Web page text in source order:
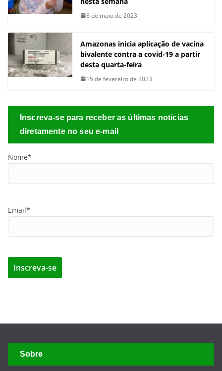
8 de maio de 2023
Amazonas inicia aplicação de vacina
bivalente contra a covid-19 a partir
desta quarta-feira
15 de fevereiro de 2023
Inscreva-se para receber as últimas notícias
diretamente no seu e-mail
Nome*
Email*
Sobre